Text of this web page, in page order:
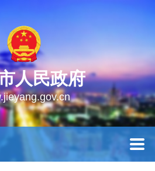
人民政府